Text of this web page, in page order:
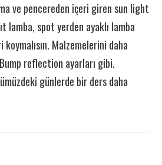
ve pencereden içeri giren sun light
lamba, spot yerden ayaklı lamba
Malzemelerini daha
reflection ayarları gibi.
günlerde bir ders daha